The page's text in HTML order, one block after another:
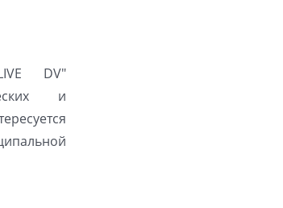
DV"
и